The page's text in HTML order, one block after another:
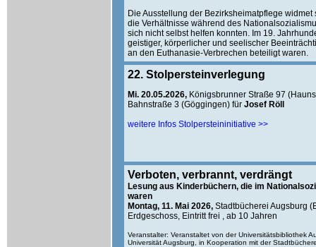
Die Ausstellung der Bezirksheimatpflege
die Verhältnisse während des
sich nicht selbst helfen konnten. Im 19.
geistiger, körperlicher und seelischer
an den Euthanasie-Verbrechen beteiligt waren.
22. Stolpersteinverlegung
Mi. 20.05.2026, Königsbrunner Straße 97
Bahnstraße 3 (Göggingen) für Josef Röll
weitere Infos Stolpersteininitiative >>
Verboten, verbrannt, verdrängt
Lesung aus Kinderbüchern, die im
waren
Montag, 11. Mai 2026, Stadtbücherei Augsburg
Erdgeschoss, Eintritt frei , ab 10 Jahren
Veranstalter: Veranstaltet von der Universitätsbibliothek
Universität Augsburg, in Kooperation mit der